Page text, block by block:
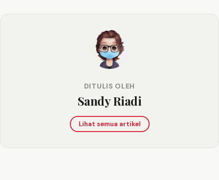
DITULIS OLEH
Sandy Riadi
Lihat semua artikel